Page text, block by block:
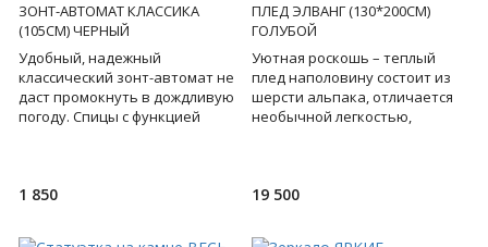
ЗОНТ-АВТОМАТ КЛАССИКА
(105СМ) ЧЕРНЫЙ
Удобный, надежный
классический зонт-автомат не
даст промокнуть в дождливую
погоду. Спицы с функцией
1 850
ПЛЕД ЭЛВАНГ (130*200СМ)
ГОЛУБОЙ
Уютная роскошь – теплый
плед наполовину состоит из
шерсти альпака, отличается
необычной легкостью,
19 500